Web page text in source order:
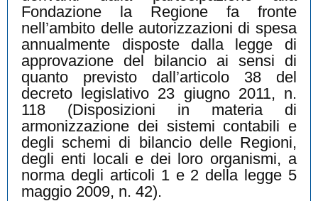
Fondazione la Regione fa fronte
nell’ambito delle autorizzazioni di spesa
annualmente disposte dalla legge di
approvazione del bilancio ai sensi di
quanto previsto dall’articolo 38 del
decreto legislativo 23 giugno 2011, n.
118 (Disposizioni in materia di
armonizzazione dei sistemi contabili e
degli schemi di bilancio delle Regioni,
degli enti locali e dei loro organismi, a
norma degli articoli 1 e 2 della legge 5
maggio 2009, n. 42).